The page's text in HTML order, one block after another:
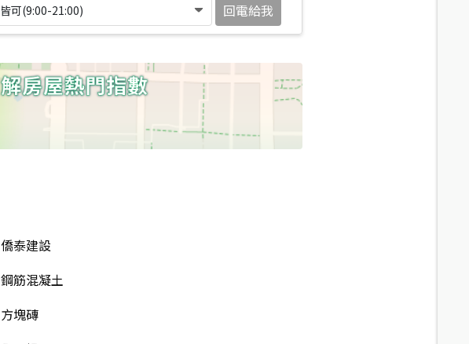
皆可(9:00-21:00) 回電給我
僑泰建設
鋼筋混凝土
方塊磚